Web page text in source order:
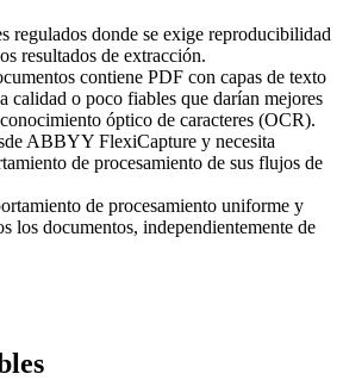
regulados donde se exige reproducibilidad
resultados de extracción.
contiene PDF con capas de texto
calidad o poco fiables que darían mejores
óptico de caracteres (OCR).
ABBYY FlexiCapture y necesita
de procesamiento de sus flujos de
de procesamiento uniforme y
los documentos, independientemente de